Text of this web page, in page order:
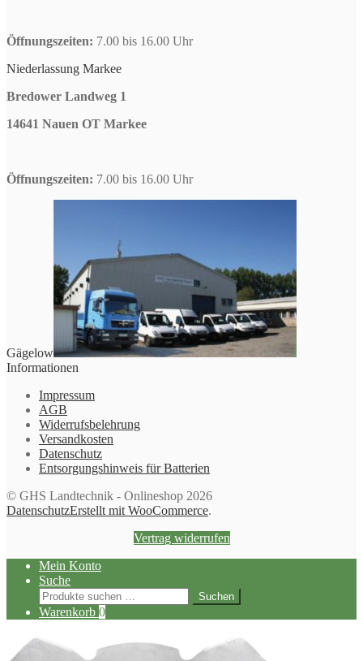
Öffnungszeiten: 7.00 bis 16.00 Uhr
Niederlassung Markee
Bredower Landweg 1
14641 Nauen OT Markee
Öffnungszeiten: 7.00 bis 16.00 Uhr
Gägelow
Informationen
Impressum
AGB
Widerrufsbelehrung
Versandkosten
Datenschutz
Entsorgungshinweis für Batterien
© GHS Landtechnik - Onlineshop 2026
DatenschutzErstellt mit WooCommerce.
Vertrag widerrufen
Mein Konto
Suche
Suchen
nach:
Suchen
Warenkorb 0